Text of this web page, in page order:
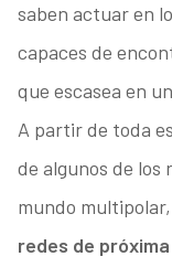
saben actuar en
capaces de
que escasea en
A partir de toda
de algunos de los
mundo
redes de